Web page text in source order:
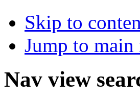
Skip to
Jump to
Nav view